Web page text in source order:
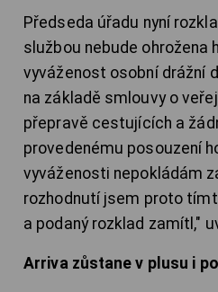
Předseda úřadu nyní
službou nebude ohrožena
vyváženost osobní drážní
na základě smlouvy o
přepravě cestujících a
provedenému posouzení
vyváženosti nepokládám
rozhodnutí jsem proto
a podaný rozklad zamítl,"
Arriva zůstane v plusu i